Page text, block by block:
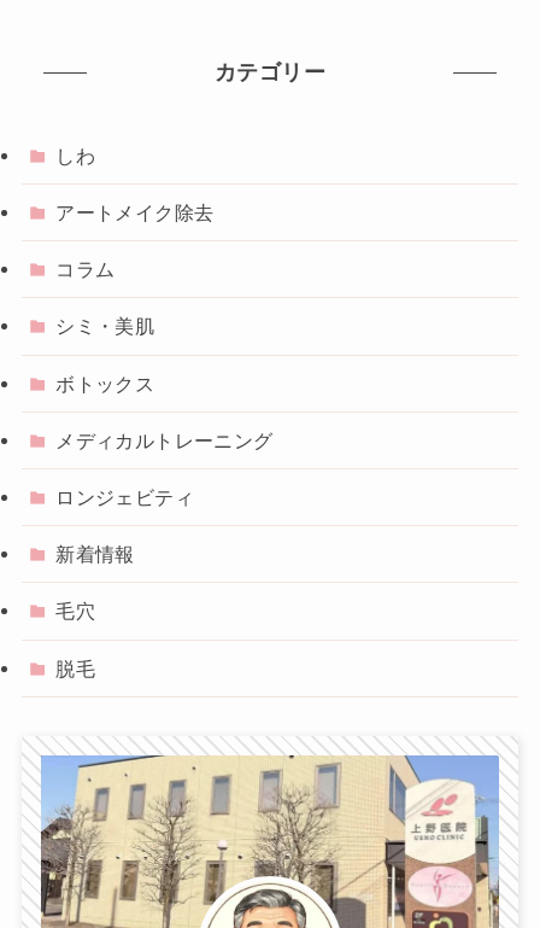
カテゴリー
しわ
アートメイク除去
コラム
シミ・美肌
ボトックス
メディカルトレーニング
ロンジェビティ
新着情報
毛穴
脱毛